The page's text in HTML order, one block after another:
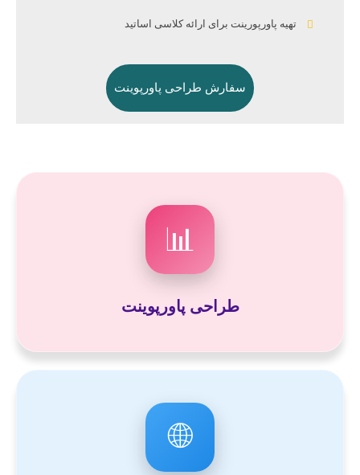
تهیه پاورپورینت برای ارائه کلاسی اساتید
سفارش طراحی پاورپوینت
📊
طراحی پاورپوینت
🌐